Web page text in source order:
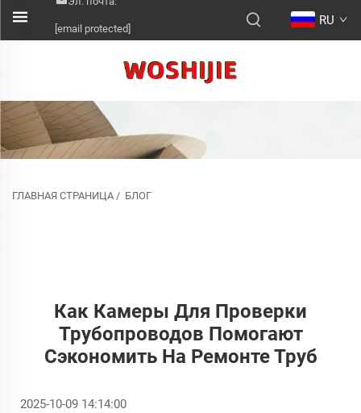
[email protected]
RU
ГЛАВНАЯ СТРАНИЦА / БЛОГ
Как Камеры Для Проверки
Трубопроводов Помогают
Сэкономить На Ремонте Труб
2025-10-09 14:14:00